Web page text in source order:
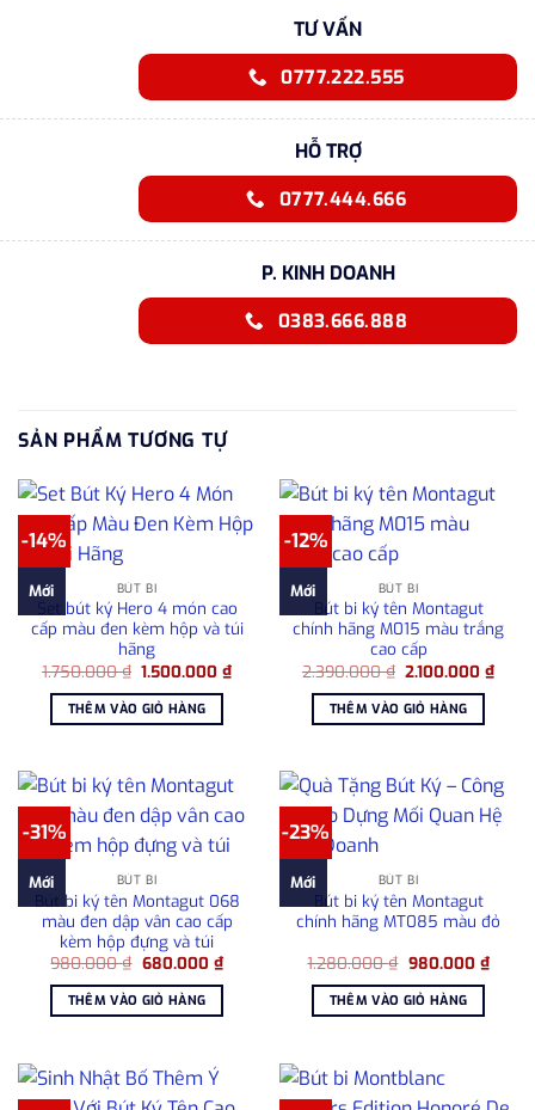
TƯ VẤN
0777.222.555
HỖ TRỢ
0777.444.666
P. KINH DOANH
0383.666.888
SẢN PHẨM TƯƠNG TỰ
-14%
Mới BÚT BI
Set bút ký Hero 4 món cao
cấp màu đen kèm hộp và túi
hãng
1.750.000₫ Giá
là:
1.750.000 ₫.
1.500.000₫Giá
hiện
1.500.000 ₫.
THÊM VÀO GIỎ HÀNG
-12%
Mới BÚT BI
Bút bi ký tên Montagut
chính hãng M015 màu trắng
cao cấp
2.390.000₫ Giá
là:
2.390.000 ₫.
2.100.000₫Giá
hiện
THÊM VÀO GIỎ HÀNG
-31%
Mới BÚT BI
Bút bi ký tên Montagut 068
màu đen dập vân cao cấp
kèm hộp đựng và túi
980.000₫ Giá
là:
980.000 ₫.
680.000 ₫Giá
hiện
680.000 ₫.
THÊM VÀO GIỎ HÀNG
-23%
Mới BÚT BI
Bút bi ký tên Montagut
chính hãng MT085 màu đỏ
1.280.000₫ Giá
là:
1.280.000 ₫.
980.000 ₫Giá
hiện
THÊM VÀO GIỎ HÀNG